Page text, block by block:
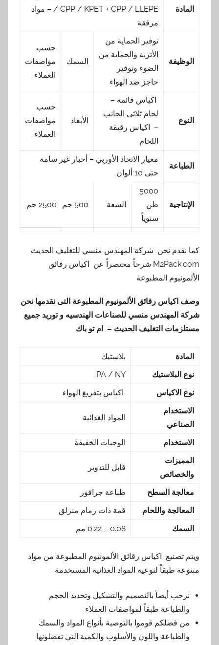
المادة
/ CPP / KPET + CPP / LLEPE – مواد
مرققة
الوظيفة
توفير الحماية من
الأتربة والحماية من
الضوء وتوفير
حاجز ضد الهواء
السمك
حسب
مواصفات
العملاء
النوع
اكياس قائمة –
لحام ثلاثي الجانب
– اكياس رقيقة
اللحام
الأبعاد
حسب
مواصفات
العملاء
الطباعة
معيار الاتحاد الأوربي – أحبار غير سامة
حتى 10 ألوان
الإنتاجية
5000
طن
سنوياً
السعة 500 جم -2500 جم
كما نقدم نحن شركة المهندس منسي للتغليف الحديث
M2Pack.com شرحاً مختصراً عن اكياس رقائق
الألمونيوم المطبوعة
وصف اكياس رقائق الألمونيوم المطبوعة التى نقدمها نحن
شركة المهندس منسي للصناعات الهندسيه و توريد جميع
مستلزمات التغليف الحديث – ام تو باك
المادة
بلاستيك
نوع البلاستيك
PA / NY
نوع الاكياس
اكياس بتفريغ الهواء
الاستخدام
الصناعي
المواد الغذائية
الاستخدام
الوجبات الخفيفة
المميزات
والخصائص
قابل للتدوير
معالجة السطح
طباعة جرافور
المعالجة واللحام
قمة ذات زمام منزلق
السمك
0.08 – 0.22 مم
ويتم تصنيع اكياس رقائق الألمونيوم المطبوعة من مواد
متنوعة طبقاً لنوعية المواد الغذائية المستخدمة
نرحب أيضاً بالتصميم والتشكيل وتحديد الحجم
والطباعة طبقاً لمواصفات العملاء
من فضلكم قوموا بالتوصية بأنواع المواد والسمك
والطباعة واللون والأسلوب والكمية التي تفضلونها